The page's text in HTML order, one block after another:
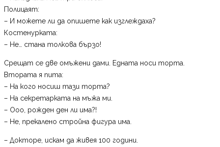
Полицаят:
– И можете ли да опишете как изглеждаха?
Костенурката:
– Не… стана толкова бързо!
Срещат се две омъжени дами. Едната носи торта.
Втората я пита:
– На кого носиш тази торта?
– На секретарката на мъжа ми.
– Ооо, рожден ден ли има?!
– Не, прекалено стройна фигура има.
– Докторе, искам да живея 100 години.